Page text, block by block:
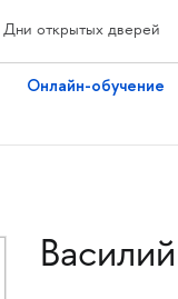
Дни открытых дверей
Онлайн-обучение